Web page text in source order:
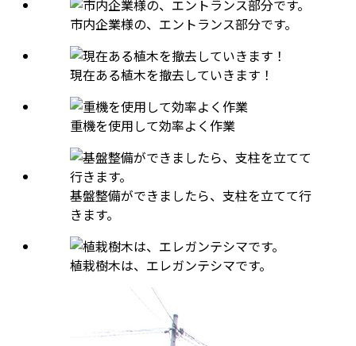
市内企業様の、エントランス部分です。
現在ある植木を撤去していきます！
重機を使用して効率よく作業
基盤整備ができましたら、支柱を立てて行
きます。
植栽樹木は、エレガンテシマです。